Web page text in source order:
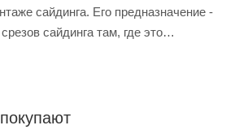
сайдинга. Его предназначение -
сайдинга там, где это